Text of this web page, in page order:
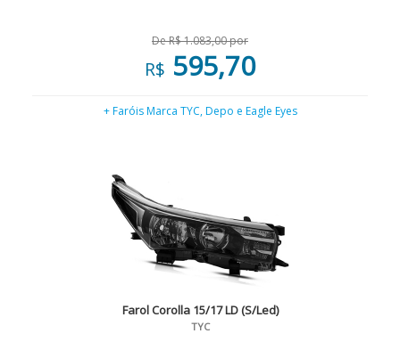
De R$ 1.083,00 por
R$ 595,70
+ Faróis Marca TYC, Depo e Eagle Eyes
Farol Corolla 15/17 LD (S/Led)
TYC